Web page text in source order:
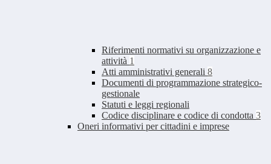
Riferimenti normativi su organizzazione e
attività 1
Atti amministrativi generali 8
Documenti di programmazione strategico-
gestionale
Statuti e leggi regionali
Codice disciplinare e codice di condotta 3
Oneri informativi per cittadini e imprese